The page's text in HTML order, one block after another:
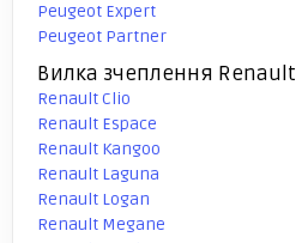
Peugeot Expert
Peugeot Partner
Вилка зчеплення Renault
Renault Clio
Renault Espace
Renault Kangoo
Renault Laguna
Renault Logan
Renault Megane